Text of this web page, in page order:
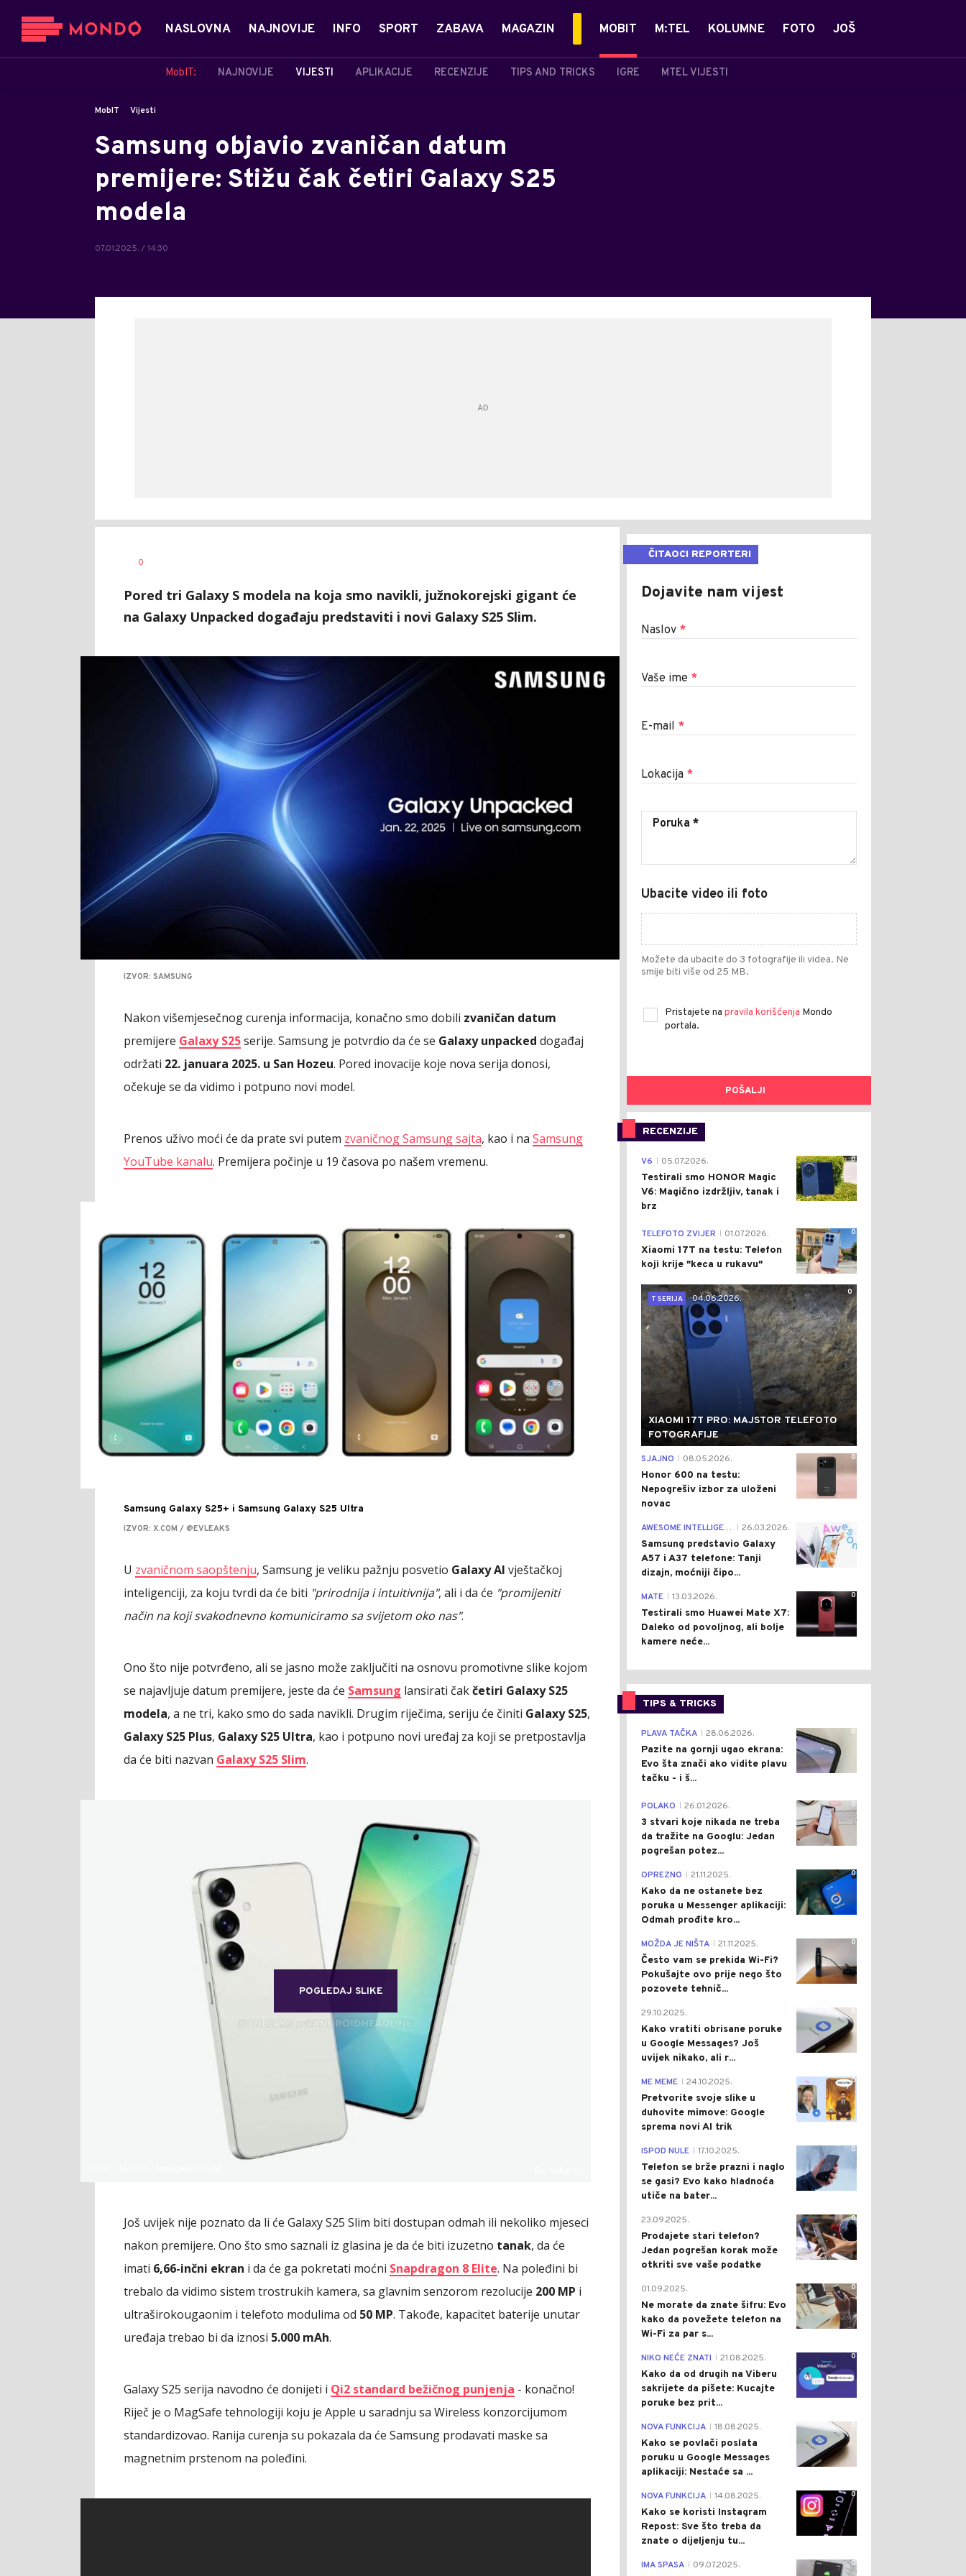
NASLOVNA NAJNOVIJE INFO SPORT ZABAVA MAGAZIN MOBIT
MobIT: NAJNOVIJE VIJESTI APLIKACIJE RECENZIJE TIPS AND TRICKS IGRE MTEL VIJESTI
M:TEL KOLUMNE FOTO JOŠ
MobIT Vijesti
Samsung objavio zvaničan datum
premijere: Stižu čak četiri Galaxy S25
modela
07.01.2025. / 14:30
AUTOR
0
Pored tri Galaxy S modela na koja smo navikli, južnokorejski gigant će
na Galaxy Unpacked događaju predstaviti i novi Galaxy S25 Slim.
IZVOR: SAMSUNG
Nakon višemjesečnog curenja informacija, konačno smo dobili zvaničan datum
premijere Galaxy S25serije. Samsung je potvrdio da će se Galaxy unpacked događaj
održati 22. januara 2025. u San Hozeu. Pored inovacije koje nova serija donosi,
očekuje se da vidimo i potpuno novi model.
Prenos uživo moći će da prate svi putem zvaničnog Samsung sajta, kao i na Samsung
YouTube kanalu. Premijera počinje u 19 časova po našem vremenu.
Samsung Galaxy S25+ i Samsung Galaxy S25 Ultra
IZVOR: X.COM / @EVLEAKS
U zvaničnom saopštenju, Samsung je veliku pažnju posvetio Galaxy AI vještačkoj
inteligenciji, za koju tvrdi da će biti "prirodnija i intuitivnija", ali i da će "promijeniti
način na koji svakodnevno komuniciramo sa svijetom oko nas".
Ono što nije potvrđeno, ali se jasno može zaključiti na osnovu promotivne slike kojom
se najavljuje datum premijere, jeste da će Samsung lansirati čakčetiri Galaxy S25
modela, a ne tri, kako smo do sada navikli. Drugim riječima, seriju će činiti Galaxy S25,
Galaxy S25 Plus, Galaxy S25 Ultra, kao i potpuno novi uređaj za koji se pretpostavlja
da će biti nazvan Galaxy S25 Slim.
POGLEDAJ SLIKE
Još uvijek nije poznato da li će Galaxy S25 Slim biti dostupan odmah ili nekoliko mjeseci
nakon premijere. Ono što smo saznali iz glasina je da će biti izuzetno tanak, da će
imati 6,66-inčni ekran i da će ga pokretati moćni Snapdragon 8 Elite. Na poleđini bi
trebalo da vidimo sistem trostrukih kamera, sa glavnim senzorom rezolucije 200 MP i
ultraširokougaonim i telefoto modulima od 50 MP. Takođe, kapacitet baterije unutar
uređaja trebao bi da iznosi 5.000 mAh.
Galaxy S25 serija navodno će donijeti i Qi2 standard bežičnog punjenja - konačno!
Riječ je o MagSafe tehnologiji koju je Apple u saradnju sa Wireless konzorcijumom
standardizovao. Ranija curenja su pokazala da će Samsung prodavati maske sa
magnetnim prstenom na poleđini.
ČITAOCI REPORTERI
Dojavite nam vijest
Naslov *
Vaše ime *
E-mail *
Lokacija *
Ubacite video ili foto
Možete da ubacite do 3 fotografije ili videa. Ne
smije biti više od 25 MB.
Pristajete na pravila korišćenja Mondo
portala.
POŠALJI
RECENZIJE
0
V6 05.07.2026.
Testirali smo HONOR Magic
V6: Magično izdržljiv, tanak i
brz
0
TELEFOTO ZVIJER 01.07.2026.
Xiaomi 17T na testu: Telefon
koji krije "keca u rukavu"
0
T SERIJA
04.06.2026.
XIAOMI 17T PRO: MAJSTOR TELEFOTO
FOTOGRAFIJE
0
SJAJNO 08.05.2026.
Honor 600 na testu:
Nepogrešiv izbor za uloženi
novac
AWESOME INTELLIGENCE 26.03.2026.
Samsung predstavio Galaxy
A57 i A37 telefone: Tanji
dizajn, moćniji čipo...
0
MATE 13.03.2026.
Testirali smo Huawei Mate X7:
Daleko od povoljnog, ali bolje
kamere neće...
TIPS & TRICKS
0
PLAVA TAČKA 28.06.2026.
Pazite na gornji ugao ekrana:
Evo šta znači ako vidite plavu
tačku - i š...
0
POLAKO 26.01.2026.
3 stvari koje nikada ne treba
da tražite na Googlu: Jedan
pogrešan potez...
0
OPREZNO 21.11.2025.
Kako da ne ostanete bez
poruka u Messenger aplikaciji:
Odmah prođite kro...
0
MOŽDA JE NIŠTA 21.11.2025.
Često vam se prekida Wi-Fi?
Pokušajte ovo prije nego što
pozovete tehnič...
0
29.10.2025.
Kako vratiti obrisane poruke
u Google Messages? Još
uvijek nikako, ali r...
0
ME MEME 24.10.2025.
Pretvorite svoje slike u
duhovite mimove: Google
sprema novi AI trik
0
ISPOD NULE 17.10.2025.
Telefon se brže prazni i naglo
se gasi? Evo kako hladnoća
utiče na bater...
0
23.09.2025.
Prodajete stari telefon?
Jedan pogrešan korak može
otkriti sve vaše podatke
0
01.09.2025.
Ne morate da znate šifru: Evo
kako da povežete telefon na
Wi-Fi za par s...
0
NIKO NEĆE ZNATI 21.08.2025.
Kako da od drugih na Viberu
sakrijete da pišete: Kucajte
poruke bez prit...
0
NOVA FUNKCIJA 18.08.2025.
Kako se povlači poslata
poruku u Google Messages
aplikaciji: Nestaće sa ...
0
NOVA FUNKCIJA 14.08.2025.
Kako se koristi Instagram
Repost: Sve što treba da
znate o dijeljenju tu...
0
IMA SPASA 09.07.2025.